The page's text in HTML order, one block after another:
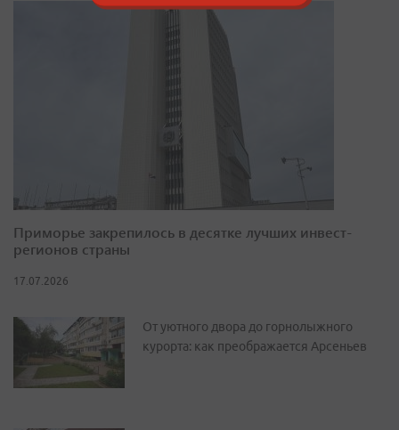
Приморье закрепилось в десятке лучших инвест-
регионов страны
17.07.2026
От уютного двора до горнолыжного
курорта: как преображается Арсеньев